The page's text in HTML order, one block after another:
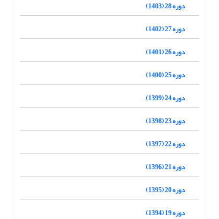
دوره 28 (1403)
دوره 27 (1402)
دوره 26 (1401)
دوره 25 (1400)
دوره 24 (1399)
دوره 23 (1398)
دوره 22 (1397)
دوره 21 (1396)
دوره 20 (1395)
دوره 19 (1394)